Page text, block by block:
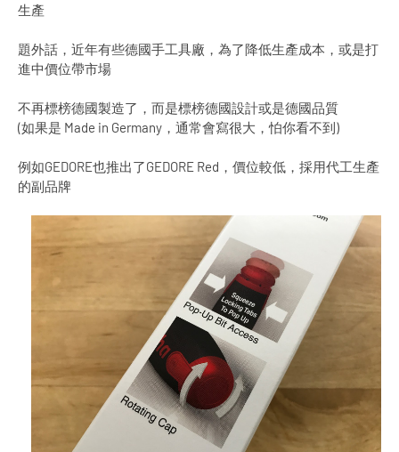
生產
題外話，近年有些德國手工具廠，為了降低生產成本，或是打
進中價位帶市場
不再標榜德國製造了，而是標榜德國設計或是德國品質
(如果是 Made in Germany，通常會寫很大，怕你看不到)
例如GEDORE也推出了GEDORE Red，價位較低，採用代工生產
的副品牌